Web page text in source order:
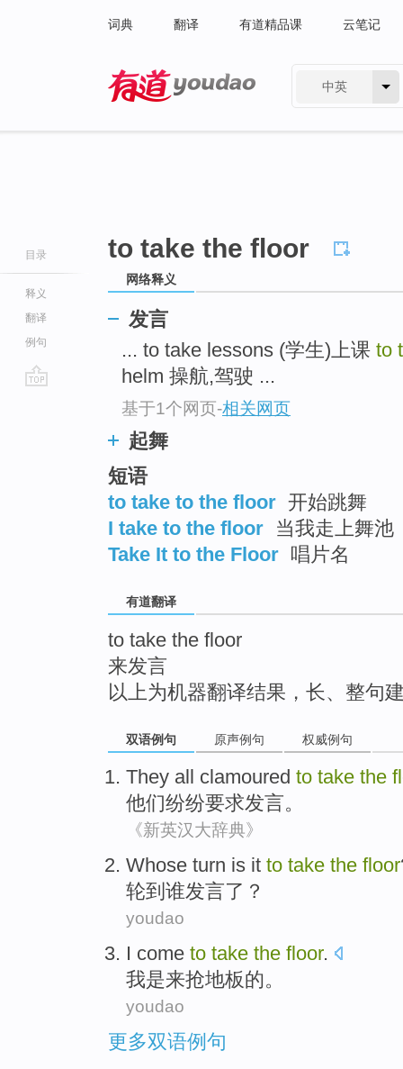
词典 翻译 有道精品课 云笔记
中英
目录
释义
翻译
例句
to take the floor
网络释义
发言
... to take lessons (学生)上课 to
helm 操航,驾驶 ...
基于1个网页-相关网页
起舞
短语
to take to the floor 开始跳舞
I take to the floor 当我走上舞池
Take It to the Floor 唱片名
有道翻译
to take the floor
来发言
以上为机器翻译结果，长、整句
双语例句 原声例句 权威例句
They all clamoured to take the
他们纷纷要求发言。
《新英汉大辞典》
Whose turn is it to take the floor
轮到 谁发言了？
youdao
I come to take the floor.
我是来抢地板的。
youdao
更多双语例句